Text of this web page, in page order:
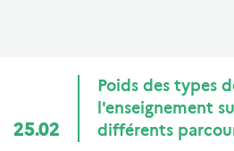
25.02
Poids des types
l'enseignement
différents